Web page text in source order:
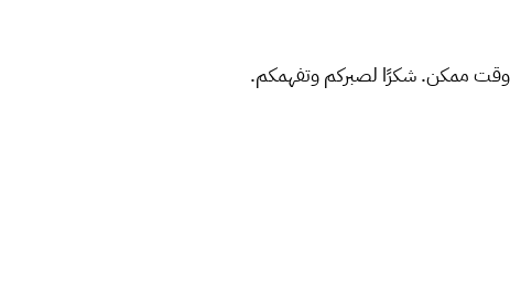
ممكن. شكرًا لصبركم وتفهمكم.